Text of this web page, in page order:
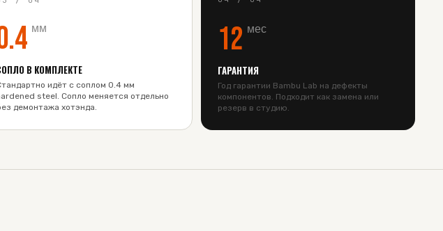
мм
В КОМПЛЕКТЕ
идёт с соплом 0.4 мм
steel. Сопло меняется отдельно
демонтажа хотэнда.
12 мес
ГАРАНТИЯ
Год гарантии Bambu Lab на дефекты
компонентов. Подходит как замена или
резерв в студию.